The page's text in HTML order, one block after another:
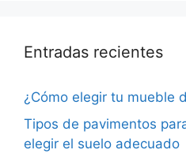
Entradas recientes
¿Cómo elegir tu mueble
Tipos de pavimentos
elegir el suelo adecuado